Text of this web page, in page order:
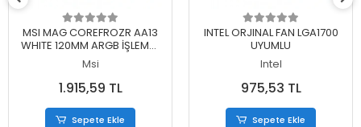
Sepete Ekle
MSI MAG COREFROZR AA13
WHITE 120MM ARGB İŞLEMCİ
HAVA SOĞUTUCU
Msi
1.915,59 TL
Sepete Ekle
Sepete Ekle
INTEL ORJINAL FAN LGA1700
UYUMLU
Intel
975,53 TL
Sepete Ekle